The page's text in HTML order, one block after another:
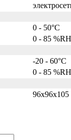
0 - 50°C
0 - 85 %RH
-20 - 60°C
0 - 85 %RH